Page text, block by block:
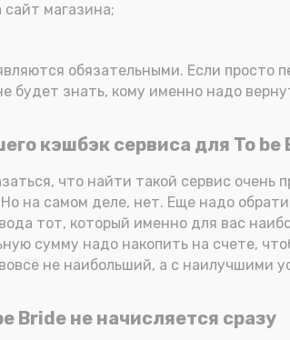
сайт магазина;
обязательными. Если просто
будет знать, кому именно надо
кэшбэк сервиса для To be
что найти такой сервис
на самом деле, нет. Еще надо
тот, который именно для вас
сумму надо накопить на счете,
не наибольший, а с наилучшими
Bride не начисляется сразу